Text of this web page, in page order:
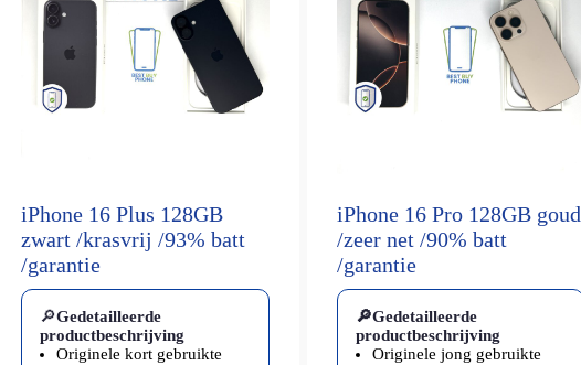
iPhone 16 Plus 128GB
zwart /krasvrij /93% batt
/garantie
🔎Gedetailleerde
productbeschrijving
Originele kort gebruikte
iPhone 16 Pro 128GB goud
/zeer net /90% batt
/garantie
🔎Gedetailleerde
productbeschrijving
Originele jong gebruikte